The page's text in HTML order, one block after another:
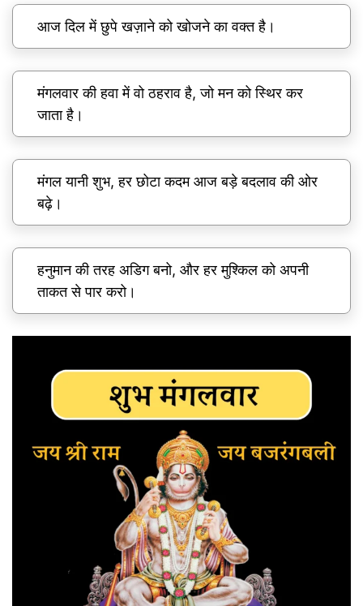
आज दिल में छुपे खज़ाने को खोजने का वक्त है।
मंगलवार की हवा में वो ठहराव है, जो मन को स्थिर कर
जाता है।
मंगल यानी शुभ, हर छोटा कदम आज बड़े बदलाव की ओर
बढ़े।
हनुमान की तरह अडिग बनो, और हर मुश्किल को अपनी
ताकत से पार करो।